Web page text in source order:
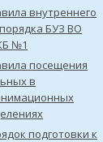
внутреннего
БУЗ ВО
№1
посещения
в
подготовки к